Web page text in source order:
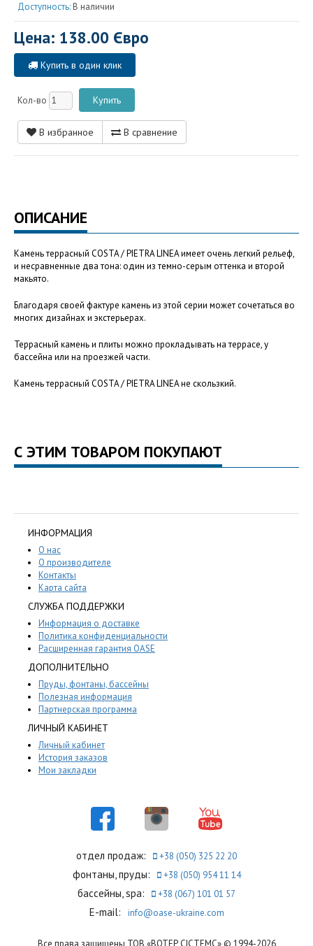
Доступность: В наличии
Цена: 138.00 Євро
Купить в один клик
Кол-во
В избранное В сравнение
ОПИСАНИЕ
Камень террасный COSTA / PIETRA LINEA имеет очень легкий рельеф,
и несравненные два тона: один из темно-серым оттенка и второй
макьято.
Благодаря своей фактуре камень из этой серии может сочетаться во
многих дизайнах и экстерьерах.
Террасный камень и плиты можно прокладывать на террасе, у
бассейна или на проезжей части.
Камень террасный COSTA / PIETRA LINEA не скользкий.
С ЭТИМ ТОВАРОМ ПОКУПАЮТ
ИНФОРМАЦИЯ
О нас
О производителе
Контакты
Карта сайта
СЛУЖБА ПОДДЕРЖКИ
Информация о доставке
Политика конфиденциальности
Расширенная гарантия OASE
ДОПОЛНИТЕЛЬНО
Пруды, фонтаны, бассейны
Полезная информация
Партнерская программа
ЛИЧНЫЙ КАБИНЕТ
Личный кабинет
История заказов
Мои закладки
отдел продаж: +38 (050) 325 22 20
фонтаны, пруды: +38 (050) 954 11 14
бассейны, spa: +38 (067) 101 01 57
E-mail: info@oase-ukraine.com
Все права защищены ТОВ «ВОТЕР СІСТЕМС» © 1994-2026